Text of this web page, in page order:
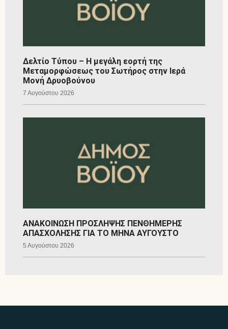
Δελτίο Τύπου – Η μεγάλη εορτή της
Μεταμορφώσεως του Σωτήρος στην Ιερά
Μονή Δρυοβούνου
7 Αυγούστου 2026
ΑΝΑΚΟΙΝΩΣΗ ΠΡΟΣΛΗΨΗΣ ΠΕΝΘΗΜΕΡΗΣ
ΑΠΑΣΧΟΛΗΣΗΣ ΓΙΑ ΤΟ ΜΗΝΑ ΑΥΓΟΥΣΤΟ
5 Αυγούστου 2026